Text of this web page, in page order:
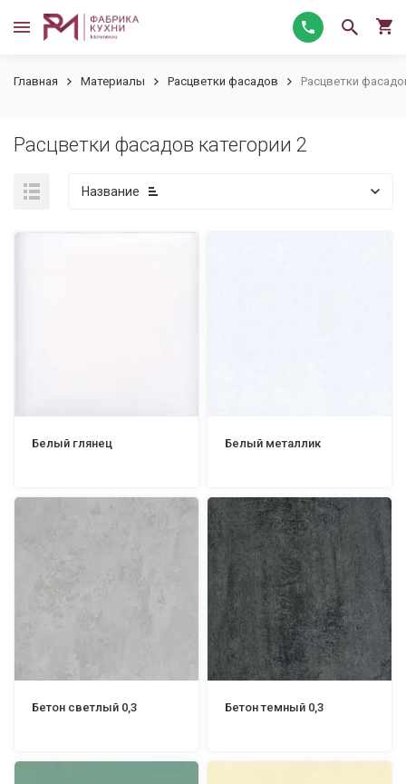
Главная Материалы Расцветки фасадов Расцветки
Расцветки фасадов категории 2
Название
Белый глянец Белый металлик
Бетон светлый 0,3 Бетон темный 0,3